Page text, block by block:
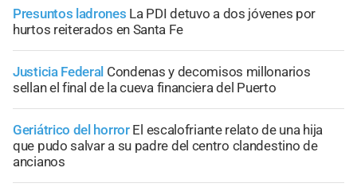
Presuntos ladrones La PDI detuvo a dos jóvenes por
hurtos reiterados en Santa Fe
Justicia Federal Condenas y decomisos millonarios
sellan el final de la cueva financiera del Puerto
Geriátrico del horror El escalofriante relato de una hija
que pudo salvar a su padre del centro clandestino de
ancianos